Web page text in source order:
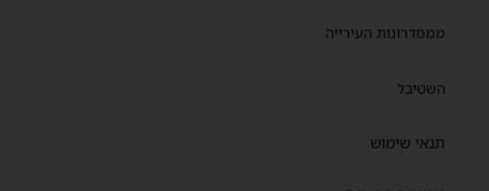
ממסדרונות העירייה
השטיבל
תנאי שימוש